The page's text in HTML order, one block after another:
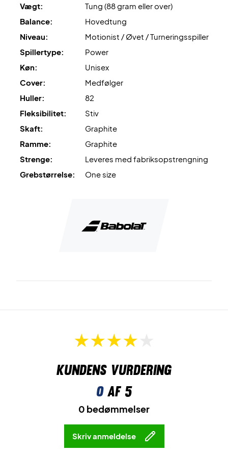
Ekspertrådgivning
: Til denne ketcher anbefaler vi en
opstrengning med Ashaway Zymax 68 TX og 10,5 kg i
hårdhed.
Vægt:
Tung (88 gram eller over)
Balance:
Hovedtung
Niveau:
Motionist / Øvet / Turneringsspiller
Spillertype:
Power
Køn:
Unisex
Cover:
Medfølger
Huller:
82
Fleksibilitet:
Stiv
Skaft:
Graphite
Ramme:
Graphite
Strenge:
Leveres med fabriksopstrengning
Grebstørrelse:
One size
Kundens vurdering
0af 5
0 bedømmelser
Skriv anmeldelse